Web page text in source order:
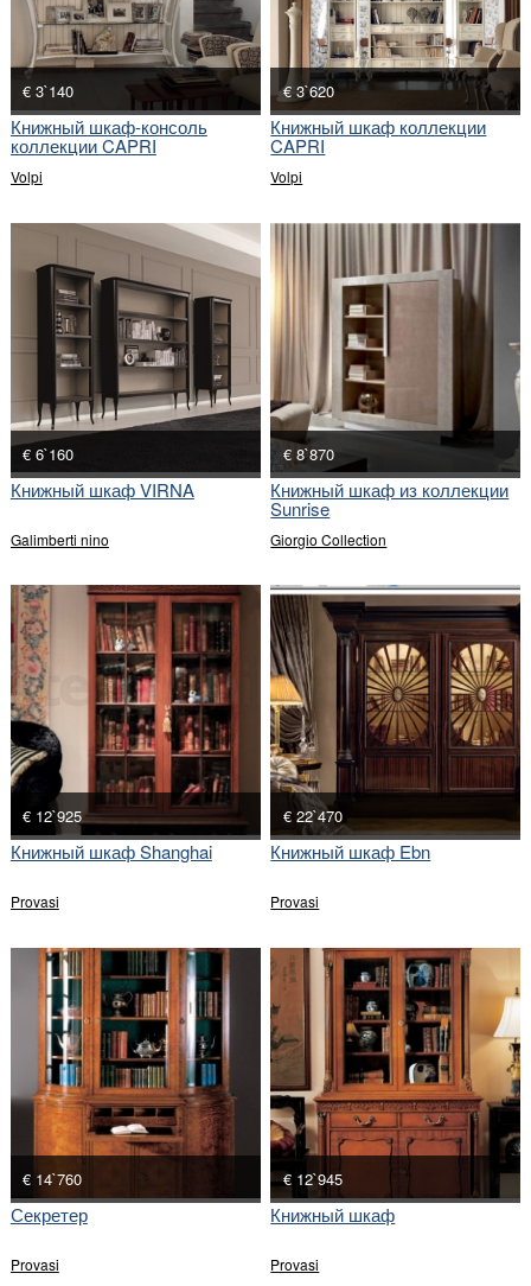
€ 3`140
Книжный шкаф-консоль
коллекции CAPRI
Volpi
€ 3`620
Книжный шкаф коллекции
CAPRI
Volpi
€ 6`160
Книжный шкаф VIRNA
Galimberti nino
€ 8`870
Книжный шкаф из коллекции
Sunrise
Giorgio Collection
€ 12`925
Книжный шкаф Shanghai
Provasi
€ 22`470
Книжный шкаф Ebn
Provasi
€ 14`760
Секретер
Provasi
€ 12`945
Книжный шкаф
Provasi